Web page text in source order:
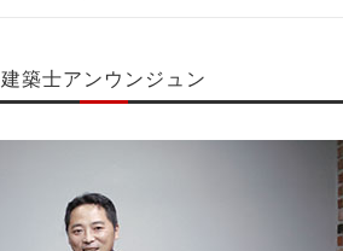
建築士アンウンジュン